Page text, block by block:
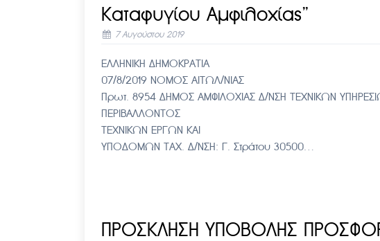
Καταφυγίου Αμφιλοχίας”
7 Αυγούστου 2019
ΕΛΛΗΝΙΚΗ
07/8/2019 ΝΟΜΟΣ
Πρωτ. 8954 ΔΗΜΟΣ ΑΜΦΙΛΟΧΙΑΣ Δ/ΝΣΗ ΤΕΧΝΙΚΩΝ
ΤΕΧΝΙΚΩΝ ΕΡΓΩΝ ΚΑΙ ΚΑΘΕ
ΥΠΟΔΟΜΩΝ ΤΑΧ. Δ/ΝΣΗ: Γ. Στράτου 30500…
ΠΡΟΣΚΛΗΣΗ ΥΠΟΒΟΛΗΣ